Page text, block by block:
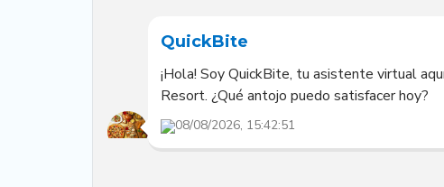
QuickBite
¡Hola! Soy QuickBite, tu asistente virtual
Resort. ¿Qué antojo puedo satisfacer hoy?
08/08/2026, 15:42:51